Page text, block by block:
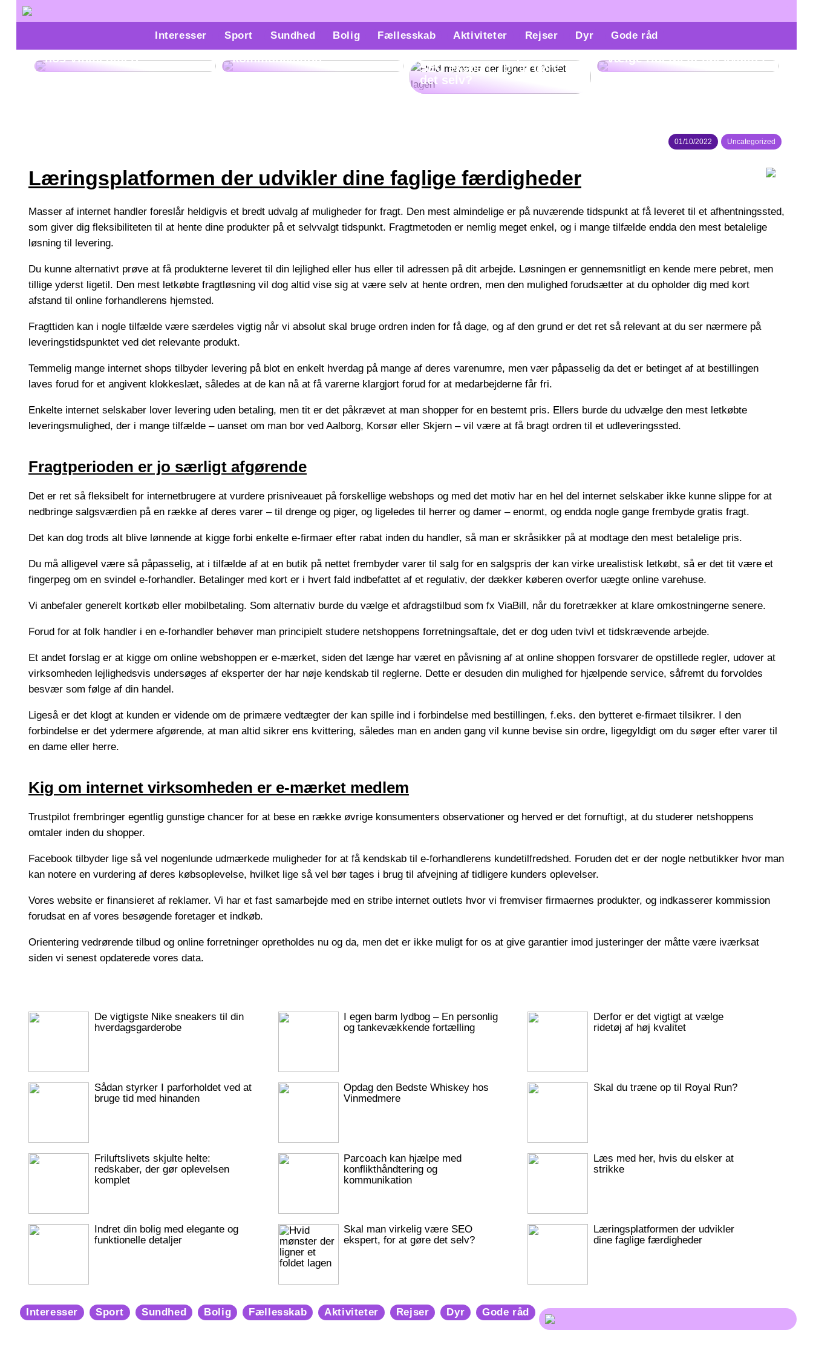
Interesser Sport Sundhed Bolig Fællesskab Aktiviteter Rejser Dyr Gode råd
hos Vinmedmere
Parcoach kan hjælpe med
kommunikation
SEO ekspert, for at gøre
det selv?
vælge ridetøj af høj kvalitet
01/10/2022 Uncategorized
Læringsplatformen der udvikler dine faglige færdigheder
Masser af internet handler foreslår heldigvis et bredt udvalg af muligheder for fragt. Den mest almindelige er på nuværende tidspunkt at få leveret til et afhentningssted,
som giver dig fleksibiliteten til at hente dine produkter på et selvvalgt tidspunkt. Fragtmetoden er nemlig meget enkel, og i mange tilfælde endda den mest betalelige
løsning til levering.
Du kunne alternativt prøve at få produkterne leveret til din lejlighed eller hus eller til adressen på dit arbejde. Løsningen er gennemsnitligt en kende mere pebret, men
tillige yderst ligetil. Den mest letkøbte fragtløsning vil dog altid vise sig at være selv at hente ordren, men den mulighed forudsætter at du opholder dig med kort
afstand til online forhandlerens hjemsted.
Fragttiden kan i nogle tilfælde være særdeles vigtig når vi absolut skal bruge ordren inden for få dage, og af den grund er det ret så relevant at du ser nærmere på
leveringstidspunktet ved det relevante produkt.
Temmelig mange internet shops tilbyder levering på blot en enkelt hverdag på mange af deres varenumre, men vær påpasselig da det er betinget af at bestillingen
laves forud for et angivent klokkeslæt, således at de kan nå at få varerne klargjort forud for at medarbejderne får fri.
Enkelte internet selskaber lover levering uden betaling, men tit er det påkrævet at man shopper for en bestemt pris. Ellers burde du udvælge den mest letkøbte
leveringsmulighed, der i mange tilfælde – uanset om man bor ved Aalborg, Korsør eller Skjern – vil være at få bragt ordren til et udleveringssted.
Fragtperioden er jo særligt afgørende
Det er ret så fleksibelt for internetbrugere at vurdere prisniveauet på forskellige webshops og med det motiv har en hel del internet selskaber ikke kunne slippe for at
nedbringe salgsværdien på en række af deres varer – til drenge og piger, og ligeledes til herrer og damer – enormt, og endda nogle gange frembyde gratis fragt.
Det kan dog trods alt blive lønnende at kigge forbi enkelte e-firmaer efter rabat inden du handler, så man er skråsikker på at modtage den mest betalelige pris.
Du må alligevel være så påpasselig, at i tilfælde af at en butik på nettet frembyder varer til salg for en salgspris der kan virke urealistisk letkøbt, så er det tit være et
fingerpeg om en svindel e-forhandler. Betalinger med kort er i hvert fald indbefattet af et regulativ, der dækker køberen overfor uægte online varehuse.
Vi anbefaler generelt kortkøb eller mobilbetaling. Som alternativ burde du vælge et afdragstilbud som fx ViaBill, når du foretrækker at klare omkostningerne senere.
Forud for at folk handler i en e-forhandler behøver man principielt studere netshoppens forretningsaftale, det er dog uden tvivl et tidskrævende arbejde.
Et andet forslag er at kigge om online webshoppen er e-mærket, siden det længe har været en påvisning af at online shoppen forsvarer de opstillede regler, udover at
virksomheden lejlighedsvis undersøges af eksperter der har nøje kendskab til reglerne. Dette er desuden din mulighed for hjælpende service, såfremt du forvoldes
besvær som følge af din handel.
Ligeså er det klogt at kunden er vidende om de primære vedtægter der kan spille ind i forbindelse med bestillingen, f.eks. den bytteret e-firmaet tilsikrer. I den
forbindelse er det ydermere afgørende, at man altid sikrer ens kvittering, således man en anden gang vil kunne bevise sin ordre, ligegyldigt om du søger efter varer til
en dame eller herre.
Kig om internet virksomheden er e-mærket medlem
Trustpilot frembringer egentlig gunstige chancer for at bese en række øvrige konsumenters observationer og herved er det fornuftigt, at du studerer netshoppens
omtaler inden du shopper.
Facebook tilbyder lige så vel nogenlunde udmærkede muligheder for at få kendskab til e-forhandlerens kundetilfredshed. Foruden det er der nogle netbutikker hvor man
kan notere en vurdering af deres købsoplevelse, hvilket lige så vel bør tages i brug til afvejning af tidligere kunders oplevelser.
Vores website er finansieret af reklamer. Vi har et fast samarbejde med en stribe internet outlets hvor vi fremviser firmaernes produkter, og indkasserer kommission
forudsat en af vores besøgende foretager et indkøb.
Orientering vedrørende tilbud og online forretninger opretholdes nu og da, men det er ikke muligt for os at give garantier imod justeringer der måtte være iværksat
siden vi senest opdaterede vores data.
De vigtigste Nike sneakers til din
hverdagsgarderobe
Sådan styrker I parforholdet ved at
bruge tid med hinanden
Friluftslivets skjulte helte:
redskaber, der gør oplevelsen
komplet
Indret din bolig med elegante og
funktionelle detaljer
I egen barm lydbog – En personlig
og tankevækkende fortælling
Opdag den Bedste Whiskey hos
Vinmedmere
Parcoach kan hjælpe med
konflikthåndtering og
kommunikation
Skal man virkelig være SEO
ekspert, for at gøre det selv?
Derfor er det vigtigt at vælge
ridetøj af høj kvalitet
Skal du træne op til Royal Run?
Læs med her, hvis du elsker at
strikke
Læringsplatformen der udvikler
dine faglige færdigheder
Interesser Sport Sundhed Bolig Fællesskab Aktiviteter Rejser Dyr Gode råd